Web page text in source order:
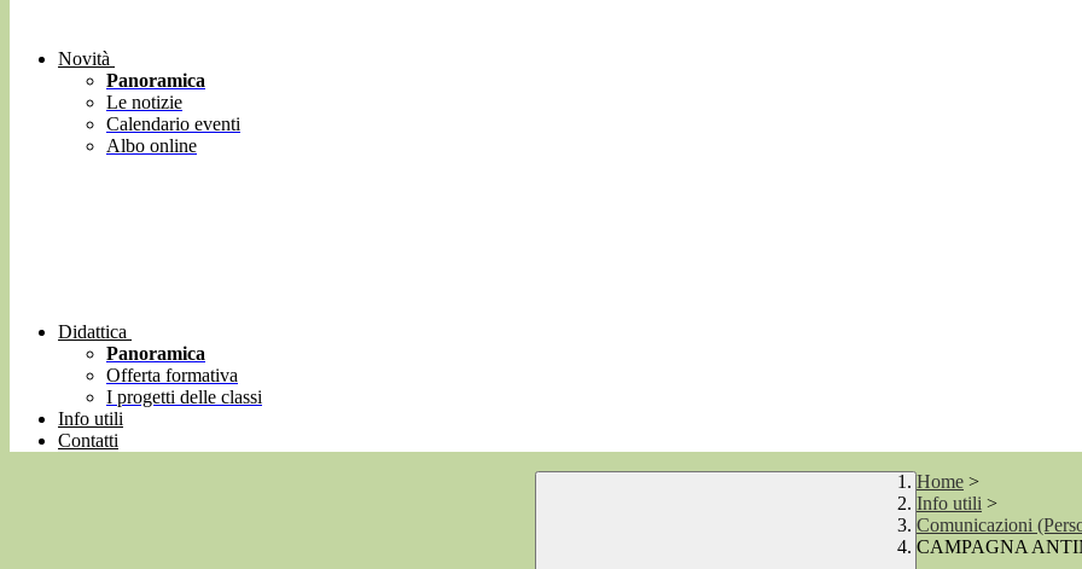
Novità
Panoramica
Le notizie
Calendario eventi
Albo online
Didattica
Panoramica
Offerta formativa
I progetti delle classi
Info utili
Contatti
Home >
Info utili >
Comunicazioni
CAMPAGNA